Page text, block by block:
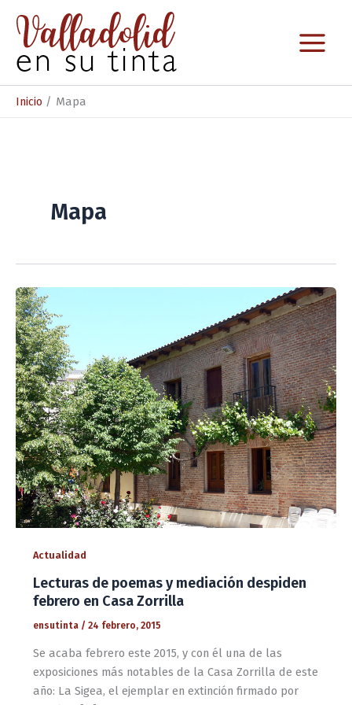
contenido
Inicio Mapa
Mapa
Actualidad
Lecturas de poemas y mediación despiden
febrero en Casa Zorrilla
ensutinta / 24 febrero, 2015
Se acaba febrero este 2015, y con él una de las
exposiciones más notables de la Casa Zorrilla de este
año: La Sigea, el ejemplar en extinción firmado por